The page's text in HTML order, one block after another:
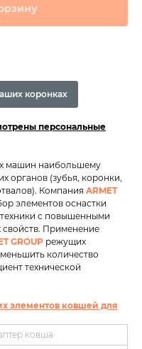
коронках
персональные
машин наибольшему
органов (зубья, коронки,
Компания ARMET
элементов оснастки
с повышенными
свойств. Применение
GROUP режущих
количество
технической
элементов ковшей для
ковша